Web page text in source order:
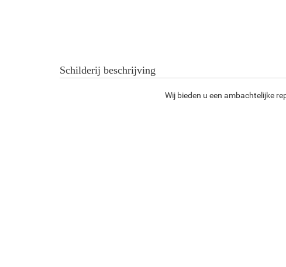
Schilderij beschrijving
Wij bieden u een ambachtelijke